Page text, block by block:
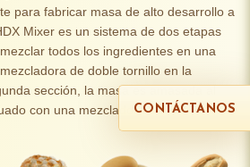
para fabricar masa de alto desarrollo a
Mixer es un sistema de dos etapas
todos los ingredientes en una
de doble tornillo en la
sección, la masa es amasada al
con una mezcladora de tornillo
CONTÁCTANOS